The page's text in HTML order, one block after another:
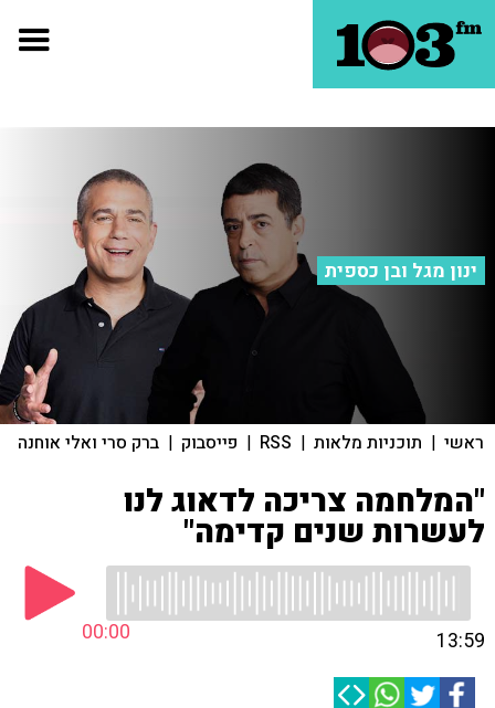
ינון מגל ובן כספית
ראשי | תוכניות מלאות |
RSS
| פייסבוק | ברק סרי ואלי אוחנה
"המלחמה צריכה לדאוג לנו
לעשרות שנים קדימה"
00:00 13:59